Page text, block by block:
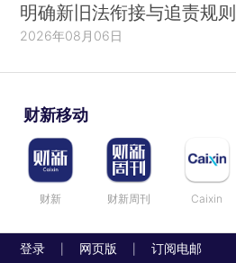
明确新旧法衔接与追责规则
2026年08月06日
财新移动
财新 财新周刊 Caixin
登录 网页版 订阅电邮